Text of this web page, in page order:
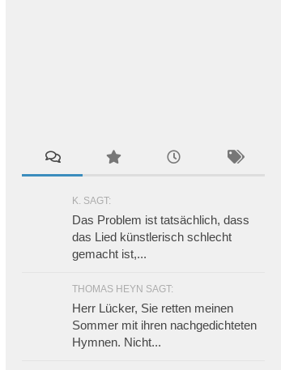
K. SAGT:
Das Problem ist tatsächlich, dass
das Lied künstlerisch schlecht
gemacht ist,...
THOMAS HEYN SAGT:
Herr Lücker, Sie retten meinen
Sommer mit ihren nachgedichteten
Hymnen. Nicht...